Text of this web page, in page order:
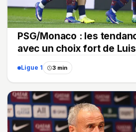
PSG/Monaco : les
avec un choix fort de
Ligue 1 3 min